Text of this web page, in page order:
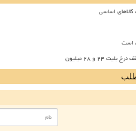
اساسی
و ۲۸ میلیون